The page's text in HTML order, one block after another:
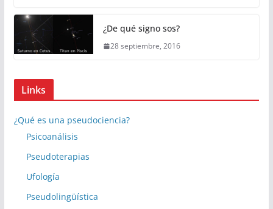
¿De qué signo sos?
28 septiembre, 2016
Links
¿Qué es una pseudociencia?
Psicoanálisis
Pseudoterapias
Ufología
Pseudolingüística